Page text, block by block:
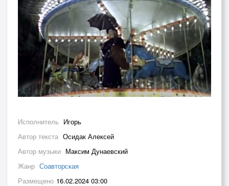
Исполнитель Игорь
Автор текста Осидак Алексей
Автор музыки Максим Дунаевский
Жанр Соавторская
Размещено 16.02.2024 03:00